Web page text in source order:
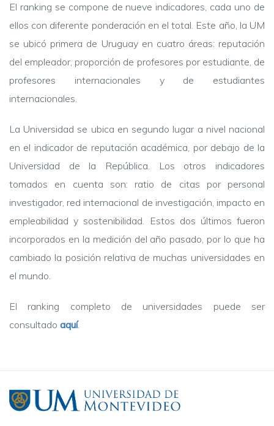
El ranking se compone de nueve indicadores, cada uno de
ellos con diferente ponderación en el total. Este año, la UM
se ubicó primera de Uruguay en cuatro áreas: reputación
del empleador, proporción de profesores por estudiante, de
profesores internacionales y de estudiantes
internacionales.
La Universidad se ubica en segundo lugar a nivel nacional
en el indicador de reputación académica, por debajo de la
Universidad de la República. Los otros indicadores
tomados en cuenta son: ratio de citas por personal
investigador, red internacional de investigación, impacto en
empleabilidad y sostenibilidad. Estos dos últimos fueron
incorporados en la medición del año pasado, por lo que ha
cambiado la posición relativa de muchas universidades en
el mundo.
El ranking completo de universidades puede ser
consultado aquí.